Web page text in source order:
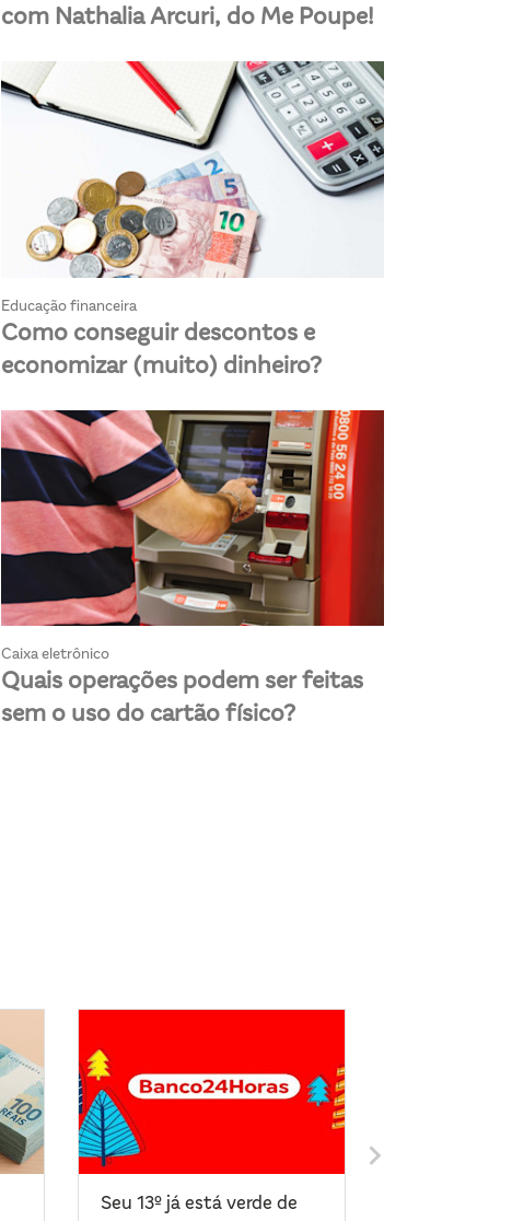
com Nathalia Arcuri, do Me Poupe!
Educação financeira
Como conseguir descontos e
economizar (muito) dinheiro?
Caixa eletrônico
Quais operações podem ser feitas
sem o uso do cartão físico?
Seu 13º já está verde de